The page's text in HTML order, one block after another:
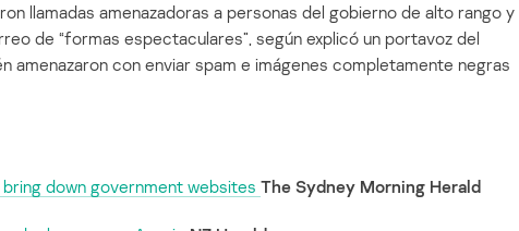
llamadas amenazadoras a personas del gobierno de alto rango y
de “formas espectaculares”, según explicó un portavoz del
amenazaron con enviar spam e imágenes completamente negras
down government websites The Sydney Morning Herald